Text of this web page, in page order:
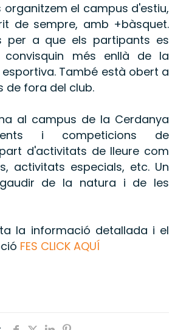
organitzem el campus d'estiu,
de sempre, amb +bàsquet.
per a que els partipants es
convisquin més enllà de la
També està obert a
de fora del club.
al campus de la Cerdanya
i competicions de
d'activitats de lleure com
activitats especials, etc. Un
de la natura i de les
la informació detallada i el
FES CLICK AQUÍ